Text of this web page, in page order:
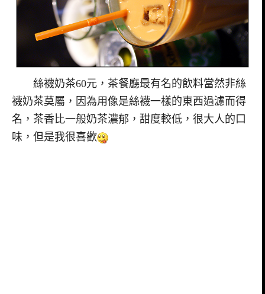
絲襪奶茶60元，茶餐廳最有名的飲料當然非絲
襪奶茶莫屬，因為用像是絲襪一樣的東西過濾而得
名，茶香比一般奶茶濃郁，甜度較低，很大人的口
味，但是我很喜歡